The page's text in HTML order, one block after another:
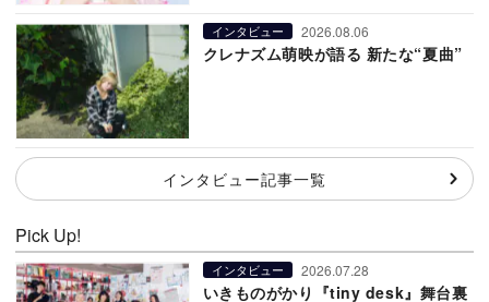
インタビュー 2026.08.06
クレナズム萌映が語る 新たな“夏曲”
インタビュー記事一覧
Pick Up!
インタビュー 2026.07.28
いきものがかり『tiny desk』舞台裏